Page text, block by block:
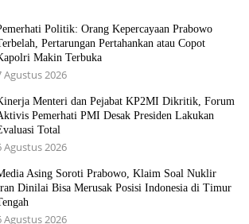
Politik: Orang Kepercayaan Prabowo
Pertarungan Pertahankan atau Copot
Makin Terbuka
Agustus 2026
Menteri dan Pejabat KP2MI Dikritik, Forum
Pemerhati PMI Desak Presiden Lakukan
Total
Agustus 2026
Asing Soroti Prabowo, Klaim Soal Nuklir
Dinilai Bisa Merusak Posisi Indonesia di Timur
Agustus 2026